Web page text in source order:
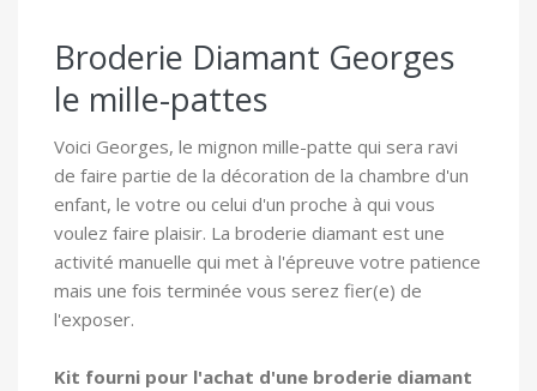
Broderie Diamant Georges
le mille-pattes
Voici Georges, le mignon mille-patte qui sera ravi
de faire partie de la décoration de la chambre d'un
enfant, le votre ou celui d'un proche à qui vous
voulez faire plaisir. La broderie diamant est une
activité manuelle qui met à l'épreuve votre patience
mais une fois terminée vous serez fier(e) de
l'exposer.
Kit fourni pour l'achat d'une broderie diamant